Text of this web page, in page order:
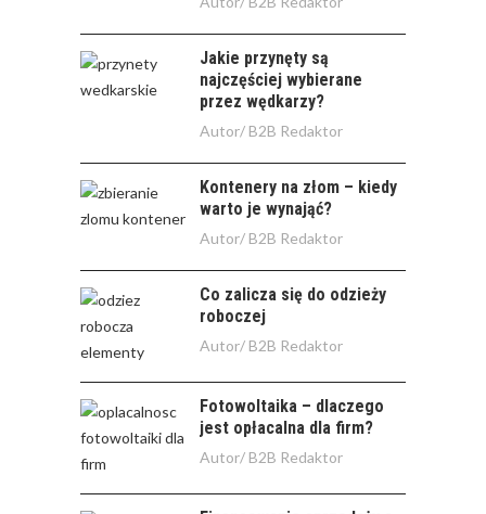
Jakie przynęty są
najczęściej wybierane
przez wędkarzy?
Autor/ B2B Redaktor
Kontenery na złom – kiedy
warto je wynająć?
Autor/ B2B Redaktor
Co zalicza się do odzieży
roboczej
Autor/ B2B Redaktor
Fotowoltaika – dlaczego
jest opłacalna dla firm?
Autor/ B2B Redaktor